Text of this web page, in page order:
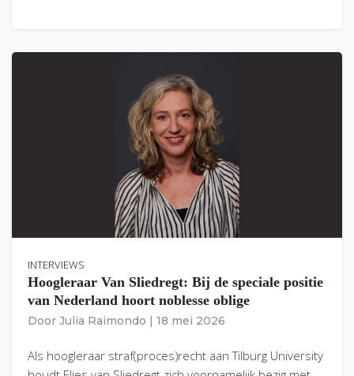
INTERVIEWS
Hoogleraar Van Sliedregt: Bij de speciale positie
van Nederland hoort noblesse oblige
Door Julia Raimondo 18 mei 2026
Als hoogleraar straf(proces)recht aan Tilburg University